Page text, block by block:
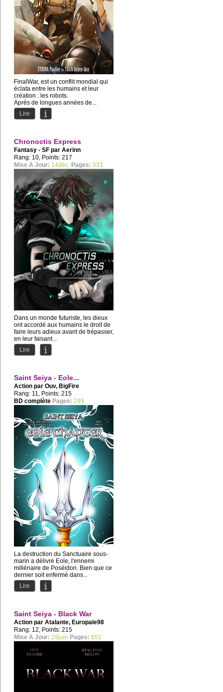
FinalWar, est un conflit mondial qui
éclata entre les humains et leur
création : les robots.
Après de longues années de...
Lire
Chronoctis Express
Fantasy - SF par Aerinn
Rang: 10, Points: 217
Mise À Jour: 14déc. Pages: 531
Dans un monde futuriste, les dieux
ont accordé aux humains le droit de
faire leurs adieux avant de trépasser,
en leur faisant...
Lire
Saint Seiya - Eole...
Action par Ouv, BigFire
Rang: 11, Points: 215
BD complète Pages: 295
La destruction du Sanctuaire sous-
marin a délivré Eole, l'ennemi
millénaire de Poséidon. Bien que ce
dernier soit enfermé dans...
Lire
Saint Seiya - Black War
Action par Atalante, Europale98
Rang: 12, Points: 215
Mise À Jour: 29juin Pages: 651